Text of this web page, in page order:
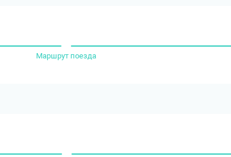
Маршрут поезда